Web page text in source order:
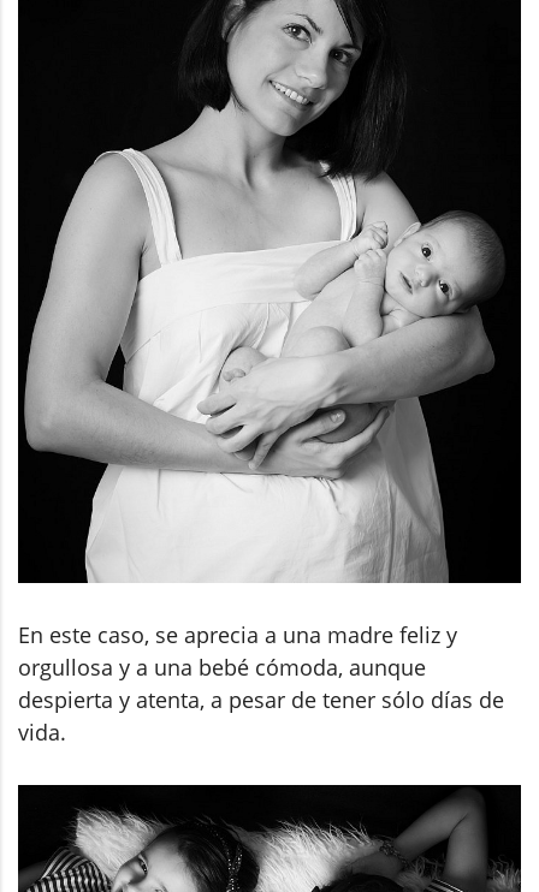
En este caso, se aprecia a una madre feliz y
orgullosa y a una bebé cómoda, aunque
despierta y atenta, a pesar de tener sólo días de
vida.